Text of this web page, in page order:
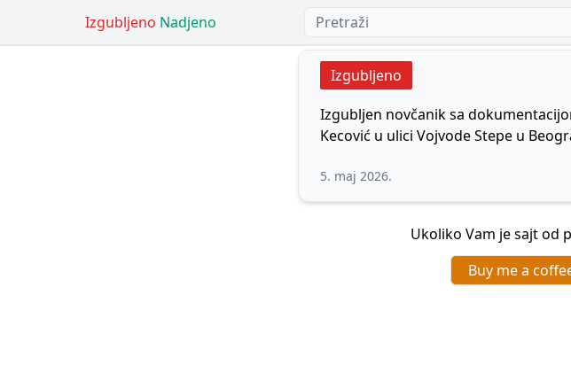
Izgubljeno Nadjeno
Izgubljeno
Izgubljen novčanik sa
Kecović u ulici Vojvode Stepe u
5. maj 2026.
Ukoliko Vam je sajt od
Buy me a